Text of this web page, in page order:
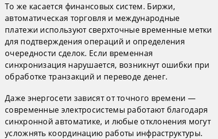
То же касается финансовых систем. Биржи,
автоматическая торговля и международные
платежи используют сверхточные временные метки
для подтверждения операций и определения
очередности сделок. Если временная
синхронизация нарушается, возникнут ошибки при
обработке транзакций и переводе денег.
Даже энергосети зависят от точного времени —
современные электросистемы работают благодаря
синхронной автоматике, и любые отклонения могут
усложнять координацию работы инфраструктуры.